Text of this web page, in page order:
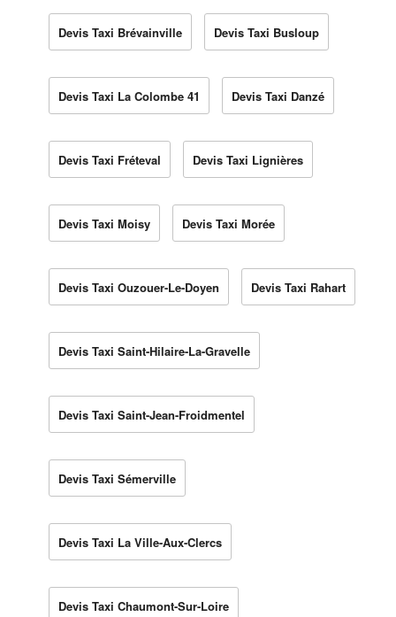
Devis Taxi Brévainville Devis Taxi Busloup
Devis Taxi La Colombe 41 Devis Taxi Danzé
Devis Taxi Fréteval Devis Taxi Lignières
Devis Taxi Moisy Devis Taxi Morée
Devis Taxi Ouzouer-Le-Doyen Devis Taxi Rahart
Devis Taxi Saint-Hilaire-La-Gravelle
Devis Taxi Saint-Jean-Froidmentel
Devis Taxi Sémerville
Devis Taxi La Ville-Aux-Clercs
Devis Taxi Chaumont-Sur-Loire